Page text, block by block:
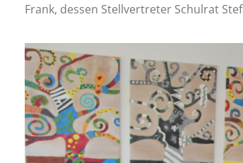
Frank, dessen Stellvertreter Schulrat